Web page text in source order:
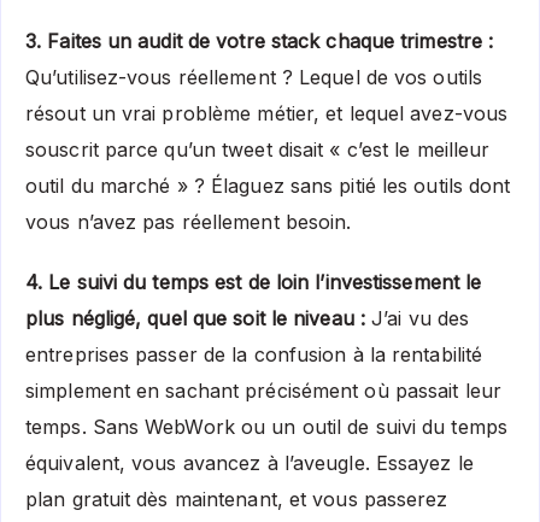
3. Faites un audit de votre stack chaque trimestre :
Qu’utilisez-vous réellement ? Lequel de vos outils
résout un vrai problème métier, et lequel avez-vous
souscrit parce qu’un tweet disait « c’est le meilleur
outil du marché » ? Élaguez sans pitié les outils dont
vous n’avez pas réellement besoin.
4. Le suivi du temps est de loin l’investissement le
plus négligé, quel que soit le niveau :J’ai vu des
entreprises passer de la confusion à la rentabilité
simplement en sachant précisément où passait leur
temps. Sans WebWork ou un outil de suivi du temps
équivalent, vous avancez à l’aveugle. Essayez le
plan gratuit dès maintenant, et vous passerez